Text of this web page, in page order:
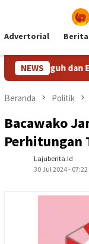
konten
Advertorial Berita
NEWSdan
Beranda Politik
Bacawako
Perhitungan
Lajuberita.id
30 Jul 2024 - 07:22